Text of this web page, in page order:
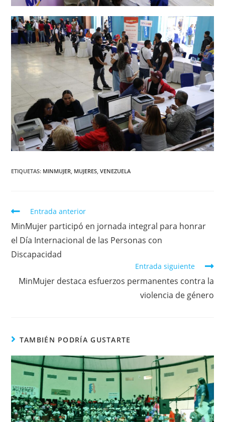
ETIQUETAS: MINMUJER, MUJERES, VENEZUELA
Entrada anterior
MinMujer participó en jornada integral para honrar
el Día Internacional de las Personas con
Discapacidad
Entrada siguiente
MinMujer destaca esfuerzos permanentes contra la
violencia de género
TAMBIÉN PODRÍA GUSTARTE